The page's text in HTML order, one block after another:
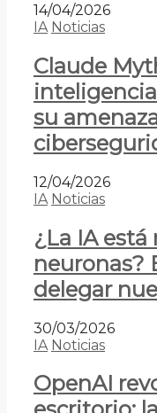
14/04/2026
IA Noticias
Claude
su
12/04/2026
IA Noticias
¿La IA
neuronas?
delegar
30/03/2026
IA Noticias
OpenAI